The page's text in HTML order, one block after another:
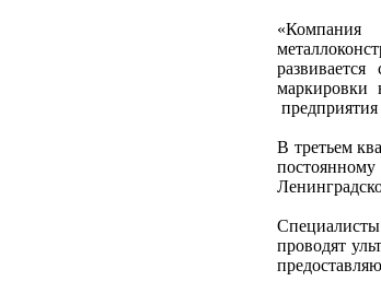
маркировки
В третьем
проводят